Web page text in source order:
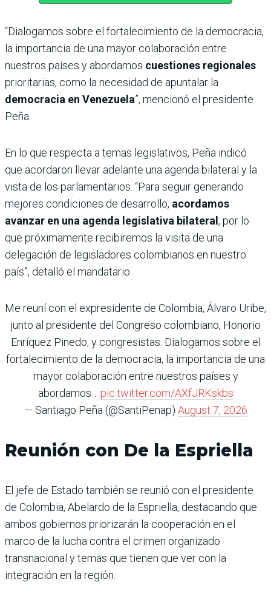
“Dialogamos sobre el fortalecimiento de la democracia,
la importancia de una mayor colaboración entre
nuestros países y abordamos cuestiones regionales
prioritarias, como la necesidad de apuntalar la
democracia en Venezuela”, mencionó el presidente
Peña.
En lo que respecta a temas legislativos, Peña indicó
que acordaron llevar adelante una agenda bilateral y la
vista de los parlamentarios. “Para seguir generando
mejores condiciones de desarrollo, acordamos
avanzar en una agenda legislativa bilateral , por lo
que próximamente recibiremos la visita de una
delegación de legisladores colombianos en nuestro
país”, detalló el mandatario.
Me reuní con el expresidente de Colombia, Álvaro Uribe,
junto al presidente del Congreso colombiano, Honorio
Enríquez Pinedo, y congresistas. Dialogamos sobre el
fortalecimiento de la democracia, la importancia de una
mayor colaboración entre nuestros países y
abordamos… pic.twitter.com/AXfJRKskbs
— Santiago Peña (@SantiPenap) August 7, 2026
Reunión con De la Espriella
El jefe de Estado también se reunió con el presidente
de Colombia, Abelardo de la Espriella, destacando que
ambos gobiernos priorizarán la cooperación en el
marco de la lucha contra el crimen organizado
transnacional y temas que tienen que ver con la
integración en la región.